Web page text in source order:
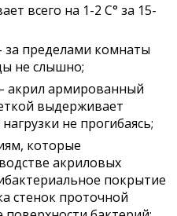
всего на 1-2 С° за 15-
за пределами комнаты
не слышно;
акрил армированный
выдерживает
не прогибаясь;
которые
акриловых
покрытие
стенок проточной